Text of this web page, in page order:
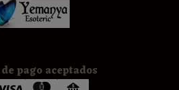
pago aceptados